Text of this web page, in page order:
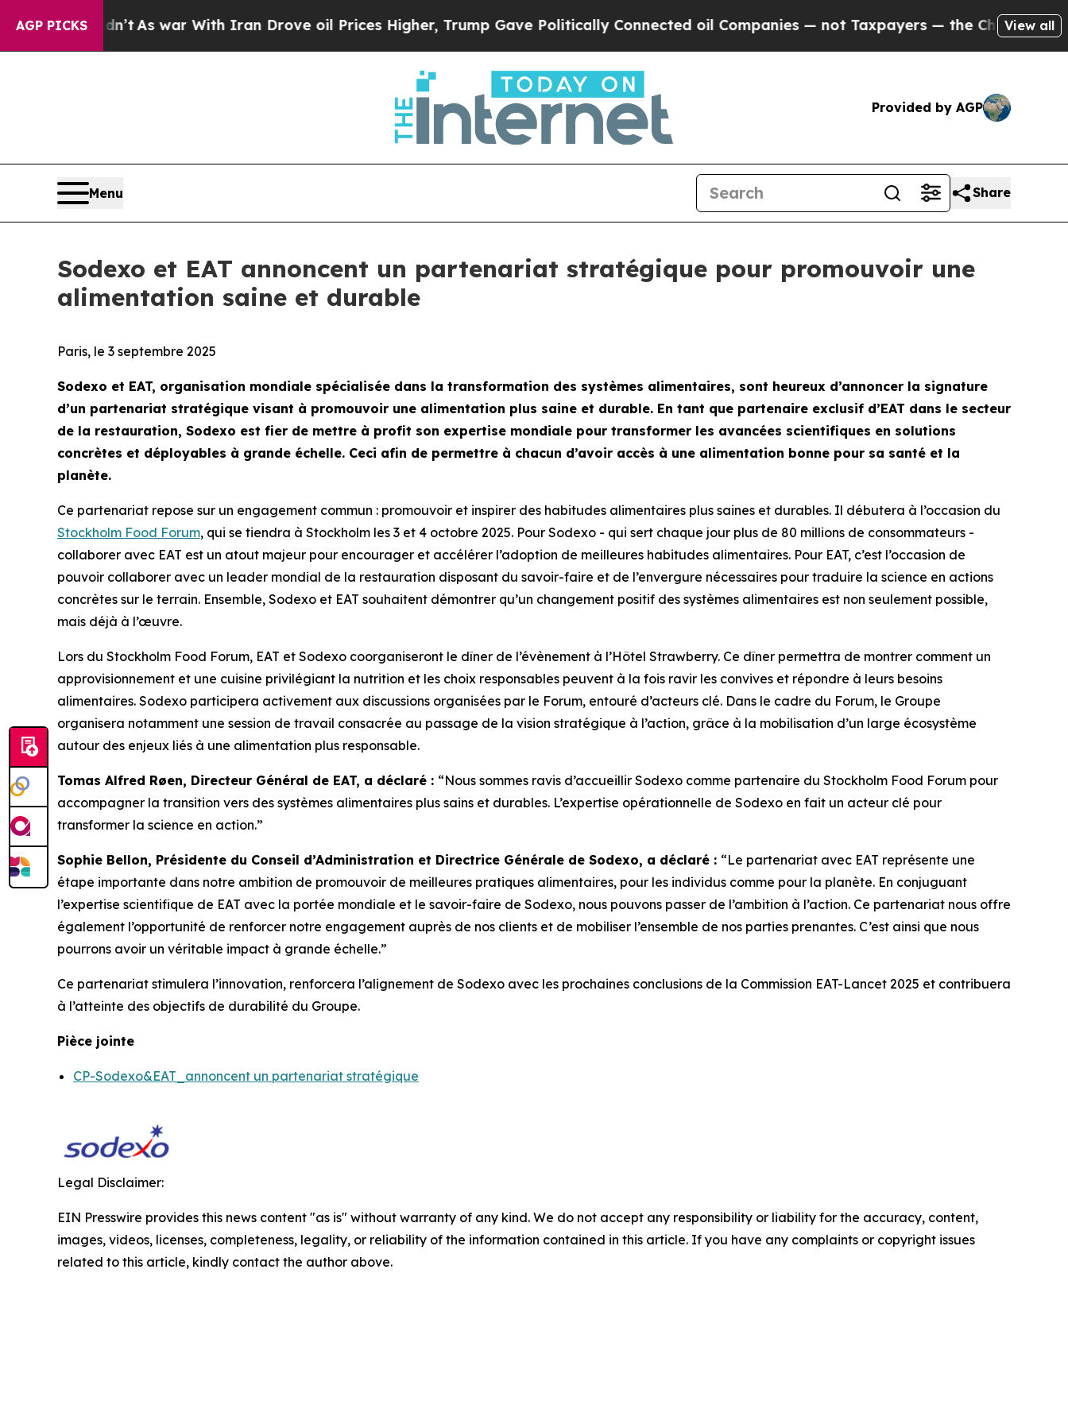
AGP PICKS
it Didn’tAs war With Iran Drove oil Prices Higher, Trump Gave Politically Connected oil Companies — not Taxpayers — the Chance to Cash in
View all
Provided by AGP
Menu Share
Sodexo et EAT annoncent un partenariat stratégique pour promouvoir une
alimentation saine et durable
Paris, le 3 septembre 2025
Sodexo et EAT, organisation mondiale spécialisée dans la transformation des systèmes alimentaires, sont heureux d’annoncer la signature
d’un partenariat stratégique visant à promouvoir une alimentation plus saine et durable. En tant que partenaire exclusif d’EAT dans le secteur
de la restauration, Sodexo est fier de mettre à profit son expertise mondiale pour transformer les avancées scientifiques en solutions
concrètes et déployables à grande échelle. Ceci afin de permettre à chacun d’avoir accès à une alimentation bonne pour sa santé et la
planète.
Ce partenariat repose sur un engagement commun : promouvoir et inspirer des habitudes alimentaires plus saines et durables. Il débutera à l’occasion du
Stockholm Food Forum, qui se tiendra à Stockholm les 3 et 4 octobre 2025. Pour Sodexo - qui sert chaque jour plus de 80 millions de consommateurs -
collaborer avec EAT est un atout majeur pour encourager et accélérer l’adoption de meilleures habitudes alimentaires. Pour EAT, c’est l’occasion de
pouvoir collaborer avec un leader mondial de la restauration disposant du savoir-faire et de l’envergure nécessaires pour traduire la science en actions
concrètes sur le terrain. Ensemble, Sodexo et EAT souhaitent démontrer qu’un changement positif des systèmes alimentaires est non seulement possible,
mais déjà à l’œuvre.
Lors du Stockholm Food Forum, EAT et Sodexo coorganiseront le dîner de l’évènement à l’Hôtel Strawberry. Ce dîner permettra de montrer comment un
approvisionnement et une cuisine privilégiant la nutrition et les choix responsables peuvent à la fois ravir les convives et répondre à leurs besoins
alimentaires. Sodexo participera activement aux discussions organisées par le Forum, entouré d’acteurs clé. Dans le cadre du Forum, le Groupe
organisera notamment une session de travail consacrée au passage de la vision stratégique à l’action, grâce à la mobilisation d’un large écosystème
autour des enjeux liés à une alimentation plus responsable.
Tomas Alfred Røen, Directeur Général de EAT, a déclaré : “Nous sommes ravis d’accueillir Sodexo comme partenaire du Stockholm Food Forum pour
accompagner la transition vers des systèmes alimentaires plus sains et durables. L’expertise opérationnelle de Sodexo en fait un acteur clé pour
transformer la science en action.”
Sophie Bellon, Présidente du Conseil d’Administration et Directrice Générale de Sodexo, a déclaré : “Le partenariat avec EAT représente une
étape importante dans notre ambition de promouvoir de meilleures pratiques alimentaires, pour les individus comme pour la planète. En conjuguant
l’expertise scientifique de EAT avec la portée mondiale et le savoir-faire de Sodexo, nous pouvons passer de l’ambition à l’action. Ce partenariat nous offre
également l’opportunité de renforcer notre engagement auprès de nos clients et de mobiliser l’ensemble de nos parties prenantes. C’est ainsi que nous
pourrons avoir un véritable impact à grande échelle.”
Ce partenariat stimulera l’innovation, renforcera l’alignement de Sodexo avec les prochaines conclusions de la Commission EAT-Lancet 2025 et contribuera
à l’atteinte des objectifs de durabilité du Groupe.
Pièce jointe
CP-Sodexo&EAT_annoncent un partenariat stratégique
Legal Disclaimer:
EIN Presswire provides this news content "as is" without warranty of any kind. We do not accept any responsibility or liability for the accuracy, content,
images, videos, licenses, completeness, legality, or reliability of the information contained in this article. If you have any complaints or copyright issues
related to this article, kindly contact the author above.